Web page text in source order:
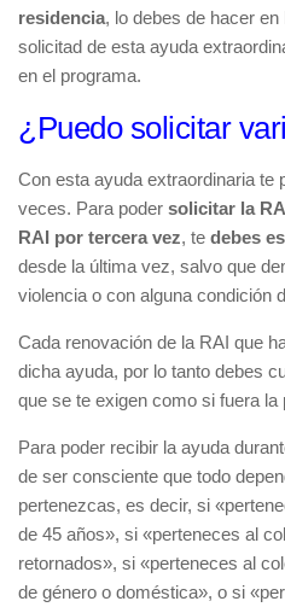
residencia, lo debes de hacer
solicitad de esta ayuda
en el programa.
¿Puedo solicitar
Con esta ayuda extraordinaria te
veces. Para poder solicitar la
RAI por tercera vez, te debes
desde la última vez, salvo que
violencia o con alguna condición
Cada renovación de la RAI que
dicha ayuda, por lo tanto debes
que se te exigen como si fuera
Para poder recibir la ayuda
de ser consciente que todo
pertenezcas, es decir, si
de 45 años», si «perteneces al
retornados», si «perteneces al
de género o doméstica», o si